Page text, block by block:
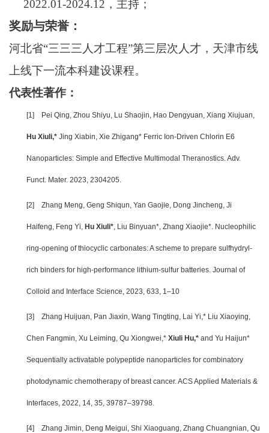
2022.01-2024.12 ，主持；
奖励与荣誉：
河北省“三三三人才工程”第三层次人才，天津市线
上线下一流本科建设课程。
代表性著作：
[1] Pei Qing, Zhou Shiyu, Lu Shaojin, Hao Dengyuan, Xiang Xiujuan,
Hu Xiuli,* Jing Xiabin, Xie Zhigang* Ferric Ion-Driven Chlorin E6
Nanoparticles: Simple and Effective Multimodal Theranostics. Adv.
Funct. Mater. 2023, 2304205.
[2] Zhang Meng, Geng Shiqun, Yan Gaojie, Dong Jincheng, Ji
Haifeng, Feng Yi, Hu Xiuli*, Liu Binyuan*, Zhang Xiaojie*. Nucleophilic
ring-opening of thiocyclic carbonates: A scheme to prepare sulfhydryl-
rich binders for high-performance lithium-sulfur batteries. Journal of
Colloid and Interface Science, 2023, 633, 1–10
[3] Zhang Huijuan, Pan Jiaxin, Wang Tingting, Lai Yi,* Liu Xiaoying,
Chen Fangmin, Xu Leiming, Qu Xiongwei,* Xiuli Hu,* and Yu Haijun*
Sequentially activatable polypeptide nanoparticles for combinatory
photodynamic chemotherapy of breast cancer. ACS Applied Materials &
Interfaces, 2022, 14, 35, 39787–39798.
[4] Zhang Jimin, Deng Meigui, Shi Xiaoguang, Zhang Chuangnian, Qu